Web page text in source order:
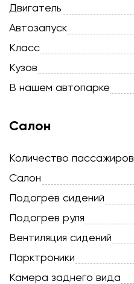
Двигатель
Автозапуск
Класс
Кузов
В нашем автопарке
Салон
Количество пассажиров
Салон
Подогрев сидений
Подогрев руля
Вентиляция сидений
Парктроники
Камера заднего вида